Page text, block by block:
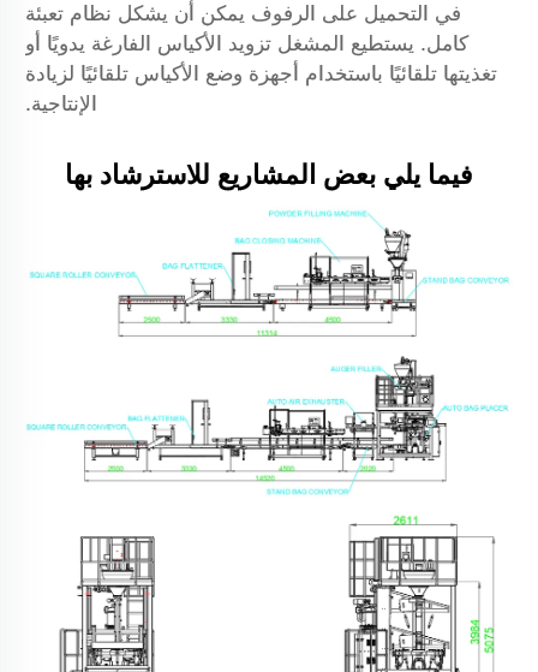
في التحميل على الرفوف يمكن أن يشكل نظام تعبئة
كامل. يستطيع المشغل تزويد الأكياس الفارغة يدويًا أو
تغذيتها تلقائيًا باستخدام أجهزة وضع الأكياس تلقائيًا لزيادة
الإنتاجية.
فيما يلي بعض المشاريع للاسترشاد بها